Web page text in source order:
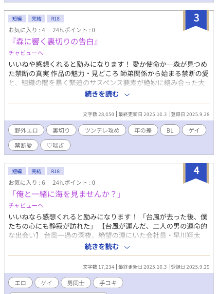
3
短編 完結 R18
お気に入り : 4 24h.ポイント : 0
『森に響く裏切りの告白』
チャビューヘ
いいねや感想くれると励みになります！ 愛か使命か―森が見つめ
た禁断の真実 作品の魅力・見どころ 師弟関係から始まる禁断の愛
と、組織の闇を暴く緊迫のサスペンス要素が絶妙に絡み合った大
人のBL作品。森林という美しい舞台で繰り広げられる、愛と裏切
りの心理戦が読者の心を掴んで離さない。 ジャンル特徴・特色 エ
ロティック・サスペンス。師弟もの×内部調査×自然環境保護と
いう複層的テーマで、単純な恋愛を超えた社会派BLとしての重厚
さを持つ。野外での官能シーンと心理的葛藤が見事に調和した作
品。 主要登場人物 拓真（22歳）：表面は不良だが根は優しいツン
デレ青年。実は内部調査員として組織に潜入。家族を失った過去
を背負う。 慎司（35歳）：自然公園の主任研究員。優しく知識豊
富な理想の師匠だが、拓真の正体を知り深く傷つく。 ストーリー
展開 新人研修として森林調査を始めた拓真と慎司の師弟関係から
物語は始まる。組織の腐敗調査という隠された任務と、慎司への
真の愛情の間で苦悩する拓真。告白を遮られ、疑念が芽生え、や
がて裏切り者としての正体が露見する。最終的に真実が明かさ
れ、二人の愛が再確認される感動的な結末。 読者が期待できる要
素 多様な野外エロシーン（洞窟・更衣室・テント・滝つぼ・観測
小屋・古木の下）、师弟関係の禁断感、サスペンス要素による緊
張感、使命と愛情の心理的葛藤、社会派テーマによる読み応え、
感動的な和解と真の愛の確認。 独自性・セールスポイント 自然環
境保護×BL×サスペンスという革新的な組み合わせ。単なる恋愛
にとどまらず、社会問題に切り込む知的な構成。森林という舞台
を活かした美しく多様な愛のシーン。裏切り者という立場による
複雑な心理描写。大人の読者に響く品格ある文学性。
続きを読む
文字数 28,050 最終更新日 2025.10.3 登録日 2025.9.28
野外エロ 裏切り ツンデレ攻め 年の差 BL
ゲイ
禁断愛
♡喘ぎ
4
短編 完結 R18
お気に入り : 6 24h.ポイント : 0
「俺と一緒に海を見ませんか？」
チャビューヘ
いいねなら感想くれると励みになります！ 「台風が去った後、僕
たちの心にも静寂が訪れた」 【台風が運んだ、二人の男の運命的
な出会い】 台風一過の深夜、絶望の淵にいた会社員・早川翔太
（24）がタクシーを呼ぶ。現れたのは無口で慈悲深い運転手・神
崎蓮（27）。「海に連れて行ってください」という翔太の願いか
ら始まる、二人の心の嵐を静める5夜の物語。 【作品の魅力・見
どころ】 台風後の荒廃した海岸線から始まる詩的な美しさと、段
階的にエスカレートする濃密なエロシーン。車内、野外、寝室と
変化する舞台で繰り広げられる多彩な愛撫技術。「涙の中の笑
続きを読む
文字数 17,234 最終更新日 2025.10.3 登録日 2025.9.29
エロ ゲイ 男同士
手コキ